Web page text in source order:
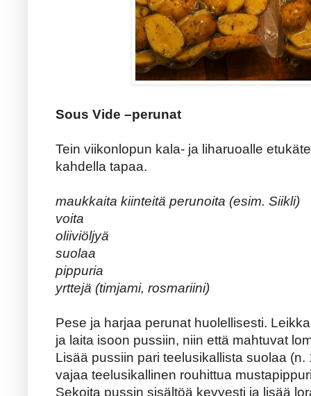
Sous Vide –perunat
Tein viikonlopun kala- ja liharuoalle
kahdella tapaa.
maukkaita kiinteitä perunoita (esim. Siikli)
voita
oliiviöljyä
suolaa
pippuria
yrttejä (timjami, rosmariini)
Pese ja harjaa perunat huolellisesti.
ja laita isoon pussiin, niin että mahtuvat
Lisää pussiin pari teelusikallista suolaa
vajaa teelusikallinen rouhittua
Sekoita pussin sisältöä kevyesti ja lisää